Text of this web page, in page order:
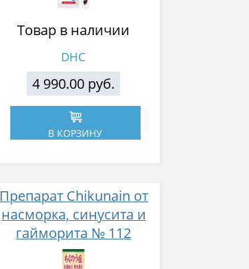
Товар в наличии
DHC
4 990.00 руб.
В КОРЗИНУ
Препарат Chikunain от
насморка, синусита и
гайморита № 112